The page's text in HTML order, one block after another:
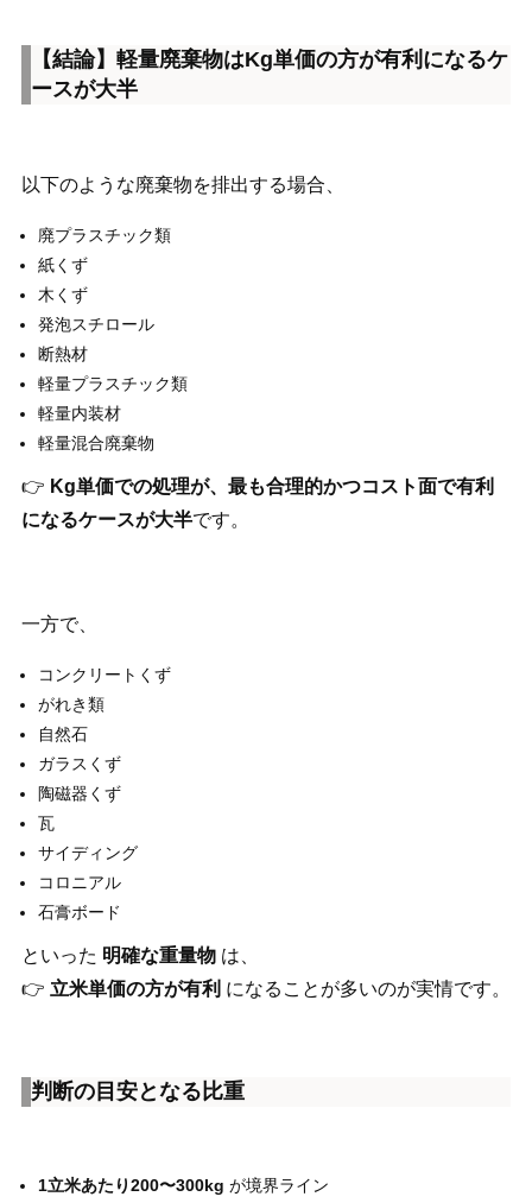
【結論】軽量廃棄物はKg単価の方が有利になるケ
ースが大半
以下のような廃棄物を排出する場合、
廃プラスチック類
紙くず
木くず
発泡スチロール
断熱材
軽量プラスチック類
軽量内装材
軽量混合廃棄物
👉 Kg単価での処理が、最も合理的かつコスト面で有利
になるケースが大半です。
一方で、
コンクリートくず
がれき類
自然石
ガラスくず
陶磁器くず
瓦
サイディング
コロニアル
石膏ボード
といった 明確な重量物は、
👉 立米単価の方が有利 になることが多いのが実情です。
判断の目安となる比重
1立米あたり200〜300kg が境界ライン